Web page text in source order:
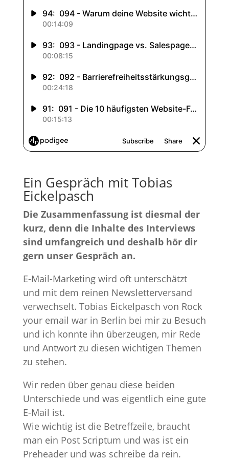
Ein Gespräch mit Tobias
Eickelpasch
Die Zusammenfassung ist diesmal der
kurz, denn die Inhalte des Interviews
sind umfangreich und deshalb hör dir
gern unser Gespräch an.
E-Mail-Marketing wird oft unterschätzt
und mit dem reinen Newsletterversand
verwechselt. Tobias Eickelpasch von Rock
your email war in Berlin bei mir zu Besuch
und ich konnte ihn überzeugen, mir Rede
und Antwort zu diesen wichtigen Themen
zu stehen.
Wir reden über genau diese beiden
Unterschiede und was eigentlich eine gute
E-Mail ist.
Wie wichtig ist die Betreffzeile, braucht
man ein Post Scriptum und was ist ein
Preheader und was schreibe da rein.